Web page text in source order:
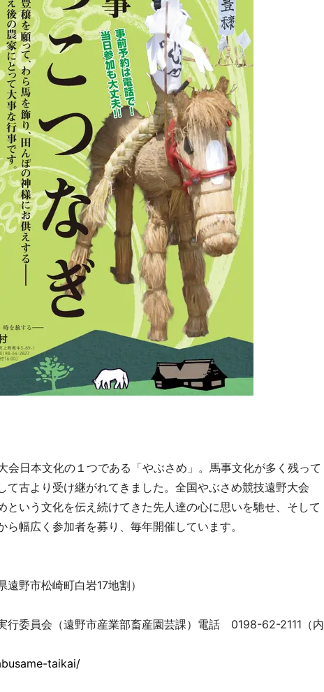
日本文化の１つである「やぶさめ」。馬事文化が多く残って
て古より受け継がれてきました。全国やぶさめ競技遠野大会
という文化を伝え続けてきた先人達の心に思いを馳せ、そして
幅広く参加者を募り、毎年開催しています。
野市松崎町白岩17地割）
行委員会（遠野市産業部畜産園芸課）電話 0198-62-2111（内
taikai/